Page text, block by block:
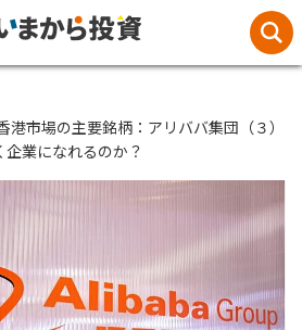
市場の主要銘柄：アリババ集団（３）
業になれるのか？